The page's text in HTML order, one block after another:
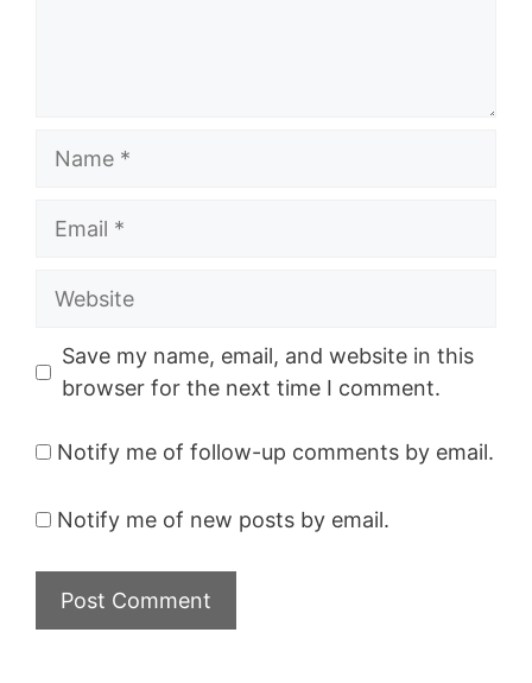
Name
Email
Website
Save my name, email, and website in this
browser for the next time I comment.
Notify me of follow-up comments by email.
Notify me of new posts by email.